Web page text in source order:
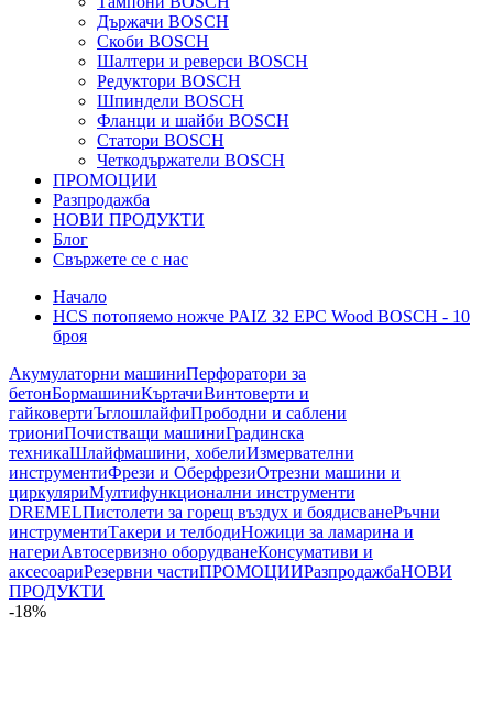
Държачи BOSCH
Скоби BOSCH
Шалтери и реверси BOSCH
Редуктори BOSCH
Шпиндели BOSCH
Фланци и шайби BOSCH
Статори BOSCH
Четкодържатели BOSCH
ПРОМОЦИИ
Разпродажба
НОВИ ПРОДУКТИ
Блог
Свържете се с нас
Начало
HCS потопяемо ножче PAIZ 32 EPC Wood BOSCH - 10
броя
Акумулаторни машиниПерфоратори за
бетонБормашиниКъртачиВинтоверти и
гайковертиЪглошлайфиПрободни и саблени
триониПочистващи машиниГрадинска
техникаШлайфмашини, хобелиИзмервателни
инструментиФрези и ОберфрезиОтрезни машини и
циркуляриМултифункционални инструменти
DREMELПистолети за горещ въздух и боядисванеРъчни
инструментиТакери и телбодиНожици за ламарина и
нагериАвтосервизно оборудванеКонсумативи и
аксесоариРезервни частиПРОМОЦИИРазпродажбаНОВИ
ПРОДУКТИ
-18%